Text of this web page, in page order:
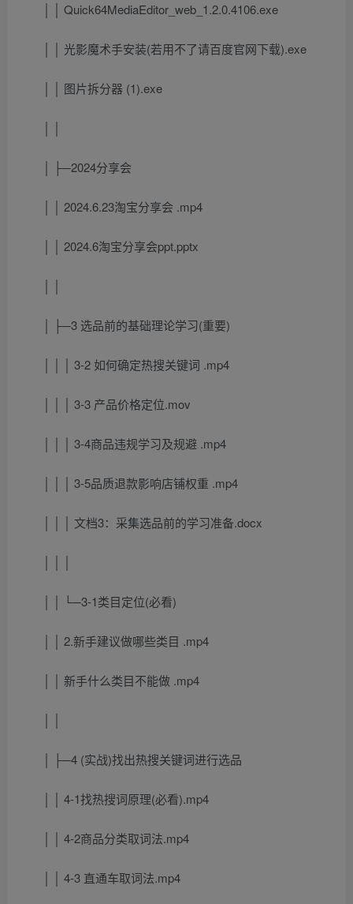
│ │ Quick64MediaEditor_web_1.2.0.4106.exe
│ │ 光影魔术手安装(若用不了请百度官网下载).exe
│ │ 图片拆分器 (1).exe
│ ├─2024分享会
│ │ 2024.6.23淘宝分享会 .mp4
│ │ 2024.6淘宝分享会ppt.pptx
│ ├─3 选品前的基础理论学习(重要)
│ │ │ 3-2 如何确定热搜关键词 .mp4
│ │ │ 3-3 产品价格定位.mov
│ │ │ 3-4商品违规学习及规避 .mp4
│ │ │ 3-5品质退款影响店铺权重 .mp4
│ │ │ 文档3：采集选品前的学习准备.docx
│ │ └─3-1类目定位(必看)
│ │ 2.新手建议做哪些类目 .mp4
│ │ 新手什么类目不能做 .mp4
│ ├─4 (实战)找出热搜关键词进行选品
│ │ 4-1找热搜词原理(必看).mp4
│ │ 4-2商品分类取词法.mp4
│ │ 4-3 直通车取词法.mp4